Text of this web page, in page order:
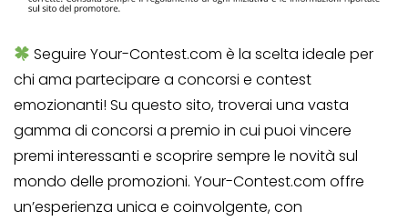
Seguire Your-Contest.com è la scelta ideale per
chi ama partecipare a concorsi e contest
emozionanti! Su questo sito, troverai una vasta
gamma di concorsi a premio in cui puoi vincere
premi interessanti e scoprire sempre le novità sul
mondo delle promozioni. Your-Contest.com offre
un’esperienza unica e coinvolgente, con